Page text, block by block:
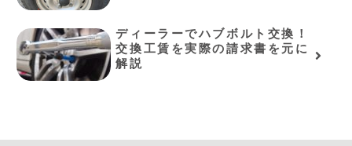
ディーラーでハブボルト交換！
交換工賃を実際の請求書を元に
解説